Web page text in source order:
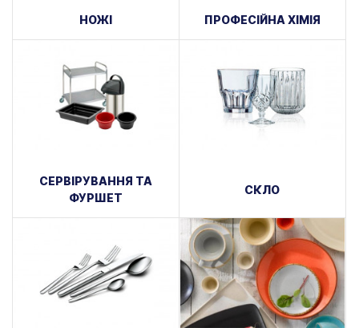
НОЖІ ПРОФЕСІЙНА ХІМІЯ
СЕРВІРУВАННЯ ТА
ФУРШЕТ
СКЛО